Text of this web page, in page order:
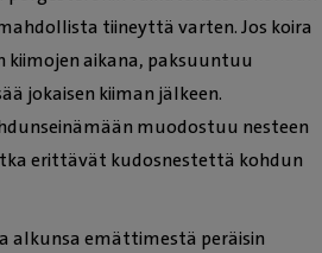
tiineyttä varten. Jos koira
kiimojen aikana, paksuuntuu
jokaisen kiiman jälkeen.
muodostuu nesteen
erittävät kudosnestettä kohdun
alkunsa emättimestä peräisin